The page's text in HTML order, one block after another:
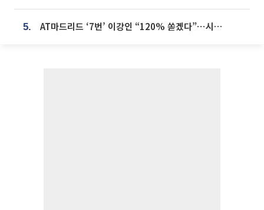
5. AT마드리드 ‘7번’ 이강인 “120% 쏟겠다”⋯시메오네 감독 “필요한 선수”